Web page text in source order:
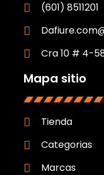
(601) 8511201
Cra 10 # 4-
Mapa sitio
Tienda
Categorias
Marcas